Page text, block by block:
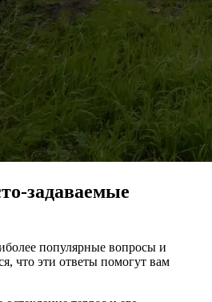
задаваемые
популярные вопросы и
что эти ответы помогут вам